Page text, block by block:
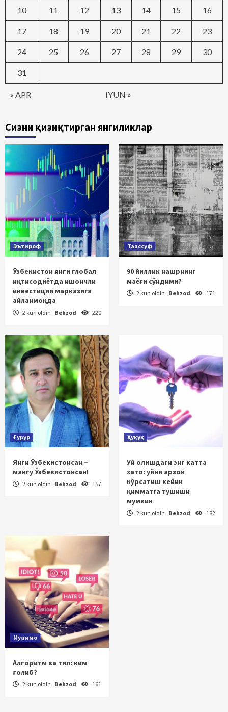
« APR IYUN »
10 11 12 13 14 15 16
17 18 19 20 21 22 23
24 25 26 27 28 29 30
31
Сизни қизиқтирган янгиликлар
Эътироф
Ўзбекистон янги глобал
иқтисодиётда ишончли
инвестиция марказига
айланмоқда
2 kun oldin Behzod 220
Таассуф
90 йиллик нашрнинг
маёғи сўндими?
2 kun oldin Behzod 171
Ғурур
Янги Ўзбекистонсан –
мангу Ўзбекистонсан!
2 kun oldin Behzod 157
Ҳуқуқ
Уй олишдаги энг катта
хато: уйни арзон
кўрсатиш кейин
қимматга тушиши
мумкин
2 kun oldin Behzod 182
Муаммо
Алгоритм ва тил: ким
ғолиб?
2 kun oldin Behzod 161